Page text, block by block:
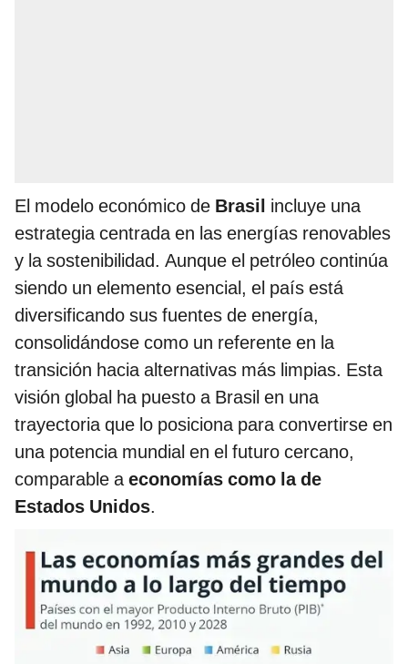
El modelo económico de Brasil incluye una
estrategia centrada en las energías renovables
y la sostenibilidad. Aunque el petróleo continúa
siendo un elemento esencial, el país está
diversificando sus fuentes de energía,
consolidándose como un referente en la
transición hacia alternativas más limpias. Esta
visión global ha puesto a Brasil en una
trayectoria que lo posiciona para convertirse en
una potencia mundial en el futuro cercano,
comparable aeconomías como la de
Estados Unidos.